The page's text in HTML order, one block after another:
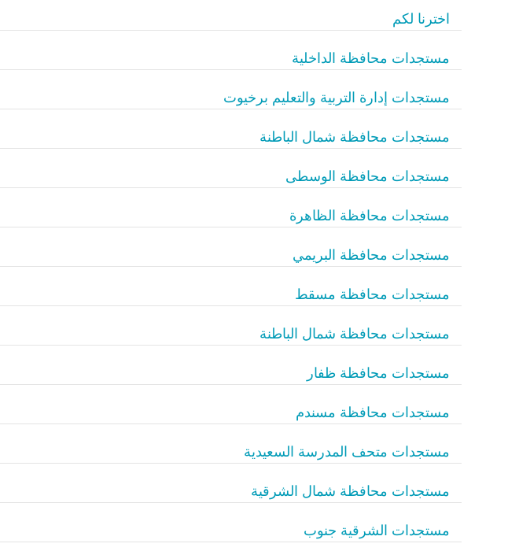
اخترنا لكم
مستجدات محافظة الداخلية
مستجدات إدارة التربية والتعليم برخيوت
مستجدات محافظة شمال الباطنة
مستجدات محافظة الوسطى
مستجدات محافظة الظاهرة
مستجدات محافظة البريمي
مستجدات محافظة مسقط
مستجدات محافظة شمال الباطنة
مستجدات محافظة ظفار
مستجدات محافظة مسندم
مستجدات متحف المدرسة السعيدية
مستجدات محافظة شمال الشرقية
مستجدات الشرقية جنوب